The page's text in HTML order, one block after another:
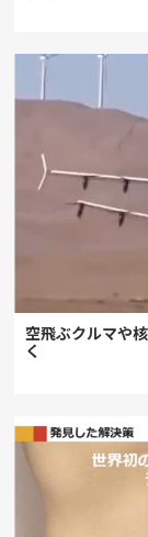
空飛ぶクルマや
く